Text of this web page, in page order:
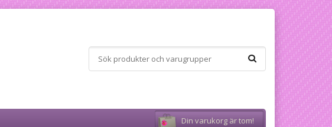
Din varukorg är tom!